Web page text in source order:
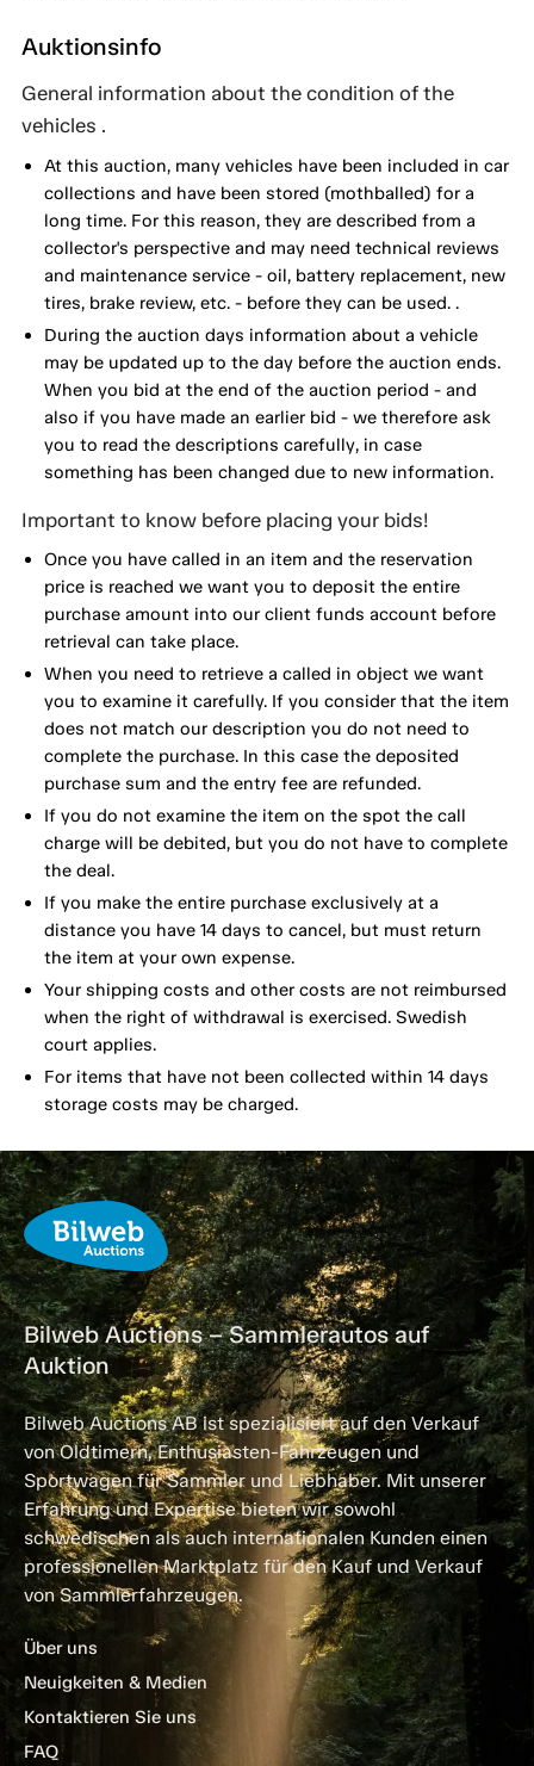
Auktionsinfo
General information about the condition of the
vehicles .
At this auction, many vehicles have been included in car
collections and have been stored (mothballed) for a
long time. For this reason, they are described from a
collector's perspective and may need technical reviews
and maintenance service - oil, battery replacement, new
tires, brake review, etc. - before they can be used. .
During the auction days information about a vehicle
may be updated up to the day before the auction ends.
When you bid at the end of the auction period - and
also if you have made an earlier bid - we therefore ask
you to read the descriptions carefully, in case
something has been changed due to new information.
Important to know before placing your bids!
Once you have called in an item and the reservation
price is reached we want you to deposit the entire
purchase amount into our client funds account before
retrieval can take place.
When you need to retrieve a called in object we want
you to examine it carefully. If you consider that the item
does not match our description you do not need to
complete the purchase. In this case the deposited
purchase sum and the entry fee are refunded.
If you do not examine the item on the spot the call
charge will be debited, but you do not have to complete
the deal.
If you make the entire purchase exclusively at a
distance you have 14 days to cancel, but must return
the item at your own expense.
Your shipping costs and other costs are not reimbursed
when the right of withdrawal is exercised. Swedish
court applies.
For items that have not been collected within 14 days
storage costs may be charged.
Bilweb Auctions – Sammlerautos auf
Auktion
Bilweb Auctions AB ist spezialisiert auf den Verkauf
von Oldtimern, Enthusiasten-Fahrzeugen und
Sportwagen für Sammler und Liebhaber. Mit unserer
Erfahrung und Expertise bieten wir sowohl
schwedischen als auch internationalen Kunden einen
professionellen Marktplatz für den Kauf und Verkauf
von Sammlerfahrzeugen.
Über uns
Neuigkeiten & Medien
Kontaktieren Sie uns
FAQ